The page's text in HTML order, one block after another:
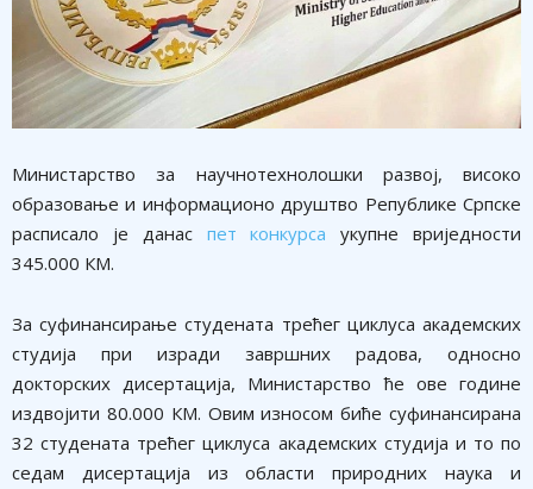
Министарство за научнотехнолошки развој, високо
образовање и информационо друштво Републике Српске
расписало је данаспет конкурса укупне вриједности
345.000 КМ.
За суфинансирање студената трећег циклуса академских
студија при изради завршних радова, односно
докторских дисертација, Министарство ће ове године
издвојити 80.000 КМ. Овим износом биће суфинансирана
32 студената трећег циклуса академских студија и то по
седам дисертација из области природних наука и